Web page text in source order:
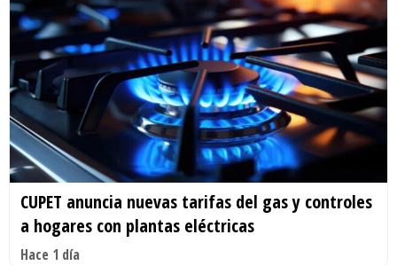
CUPET anuncia nuevas tarifas del gas y controles
a hogares con plantas eléctricas
Hace 1 día